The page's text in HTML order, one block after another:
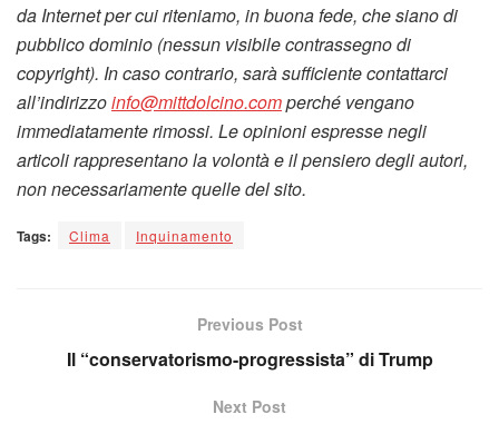
da Internet per cui riteniamo, in buona fede, che siano di
pubblico dominio (nessun visibile contrassegno di
copyright). In caso contrario, sarà sufficiente contattarci
all’indirizzoinfo@mittdolcino.comperché vengano
immediatamente rimossi. Le opinioni espresse negli
articoli rappresentano la volontà e il pensiero degli autori,
non necessariamente quelle del sito.
Tags: Clima Inquinamento
Previous Post
Il “conservatorismo-progressista” di Trump
Next Post